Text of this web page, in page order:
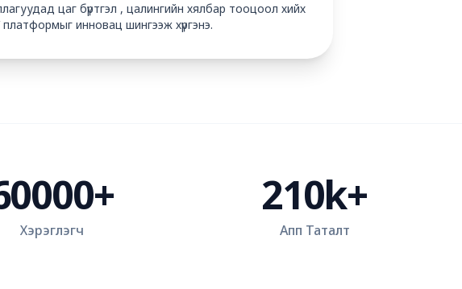
цаг бүртгэл , цалингийн хялбар тооцоол хийх
платформыг инновац шингээж хүргэнэ.
Хэрэглэгч
210k+
Апп Таталт